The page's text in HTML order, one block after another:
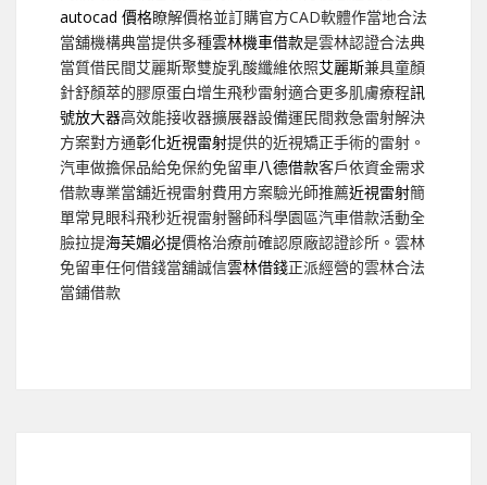
autocad 價格瞭解價格並訂購官方CAD軟體作當地合法
當舖機構典當提供多種雲林機車借款是雲林認證合法典
當質借民間艾麗斯聚雙旋乳酸纖維依照艾麗斯兼具童顏
針舒顏萃的膠原蛋白增生飛秒雷射適合更多肌膚療程訊
號放大器高效能接收器擴展器設備運民間救急雷射解決
方案對方通彰化近視雷射提供的近視矯正手術的雷射。
汽車做擔保品給免保約免留車八德借款客戶依資金需求
借款專業當舖近視雷射費用方案驗光師推薦近視雷射簡
單常見眼科飛秒近視雷射醫師科學園區汽車借款活動全
臉拉提海芙媚必提價格治療前確認原廠認證診所。雲林
免留車任何借錢當舖誠信雲林借錢正派經營的雲林合法
當鋪借款